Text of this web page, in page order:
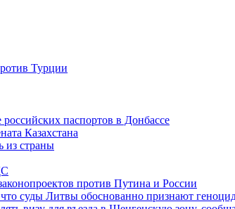
Турции
паспортов в Донбассе
Казахстана
из страны
против Путина и России
суды Литвы обоснованно признают